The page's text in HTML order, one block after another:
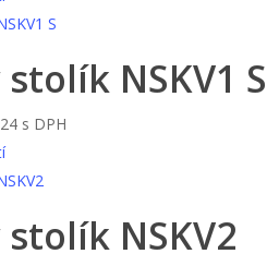
môžete
vybrať
na
stránke
produktu.
€211,56
€231,24
produkt
viacero
Možnosti
môžete
vybrať
na
NSKV1 S
Price
€211,56
€231,24
s DPH
Tento
produkt
viacero
NSKV2